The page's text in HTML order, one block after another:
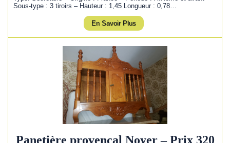
Sous-type : 3 tiroirs – Hauteur : 1,45 Longueur : 0,78…
En Savoir Plus
Panetière provençal Noyer – Prix 320